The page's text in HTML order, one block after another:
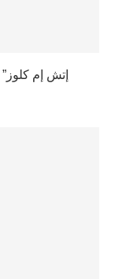
إتش إم كلوز”